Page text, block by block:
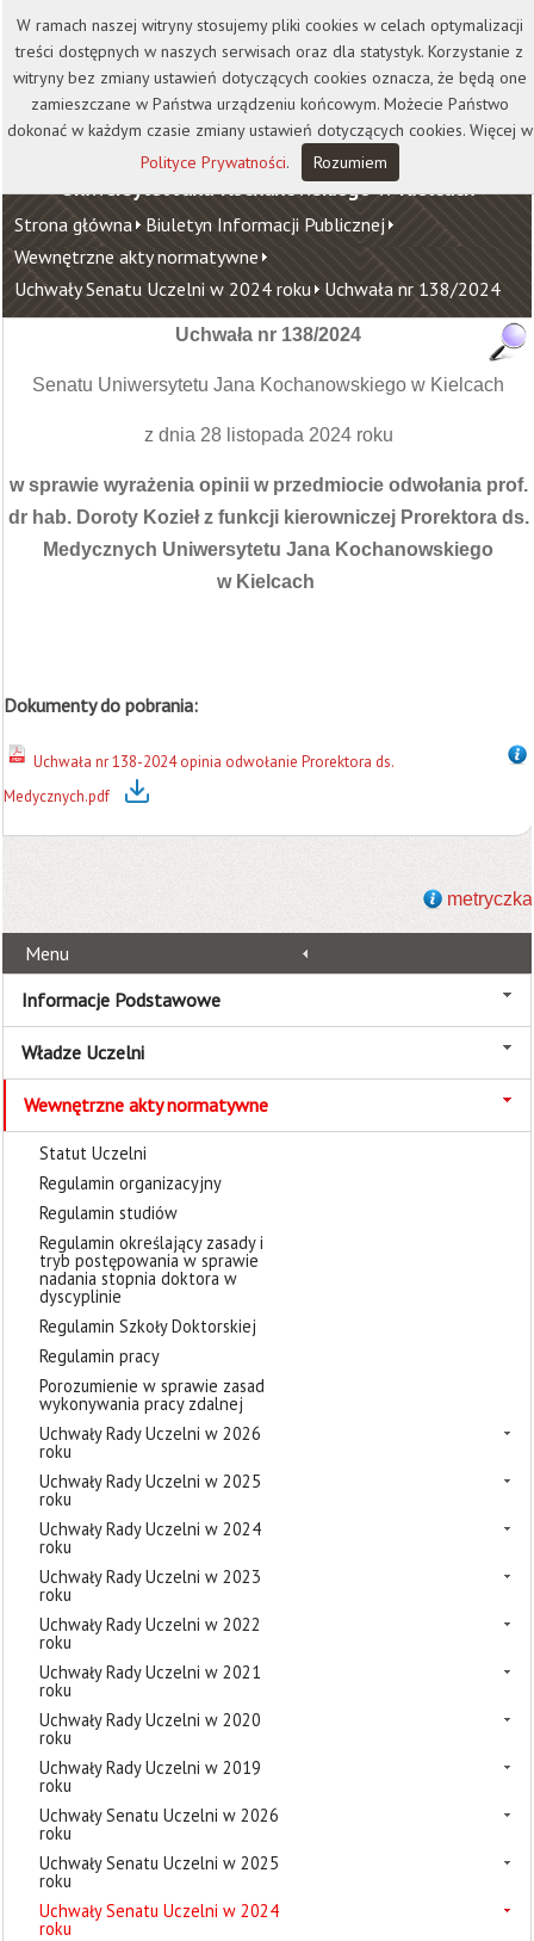
Kontakt Biblioteka
Wydawnictwo
Wirtualna Uczelnia
Uniwersytet Jana Kochanowskiego w Kielcach
Strona główna Biuletyn Informacji Publicznej
Wewnętrzne akty normatywne
Uchwały Senatu Uczelni w 2024 roku Uchwała nr 138/2024
Uchwała nr 138/2024
Senatu Uniwersytetu Jana Kochanowskiego w Kielcach
z dnia 28 listopada 2024 roku
w sprawie wyrażenia opinii w przedmiocie odwołania prof.
dr hab. Doroty Kozieł z funkcji kierowniczej Prorektora ds.
Medycznych Uniwersytetu Jana Kochanowskiego
w Kielcach
Dokumenty do pobrania:
Uchwała nr 138-2024 opinia odwołanie Prorektora ds.
Medycznych.pdf
metryczka
Menu
Informacje Podstawowe
Władze Uczelni
Wewnętrzne akty normatywne
Statut Uczelni
Regulamin organizacyjny
Regulamin studiów
Regulamin określający zasady i
tryb postępowania w sprawie
nadania stopnia doktora w
dyscyplinie
Regulamin Szkoły Doktorskiej
Regulamin pracy
Porozumienie w sprawie zasad
wykonywania pracy zdalnej
Uchwały Rady Uczelni w 2026
roku
Uchwały Rady Uczelni w 2025
roku
Uchwały Rady Uczelni w 2024
roku
Uchwały Rady Uczelni w 2023
roku
Uchwały Rady Uczelni w 2022
roku
Uchwały Rady Uczelni w 2021
roku
Uchwały Rady Uczelni w 2020
roku
Uchwały Rady Uczelni w 2019
roku
Uchwały Senatu Uczelni w 2026
roku
Uchwały Senatu Uczelni w 2025
roku
Uchwały Senatu Uczelni w 2024
roku
W ramach naszej witryny stosujemy pliki cookies w celach optymalizacji
treści dostępnych w naszych serwisach oraz dla statystyk. Korzystanie z
witryny bez zmiany ustawień dotyczących cookies oznacza, że będą one
zamieszczane w Państwa urządzeniu końcowym. Możecie Państwo
dokonać w każdym czasie zmiany ustawień dotyczących cookies. Więcej w
Polityce Prywatności. Rozumiem